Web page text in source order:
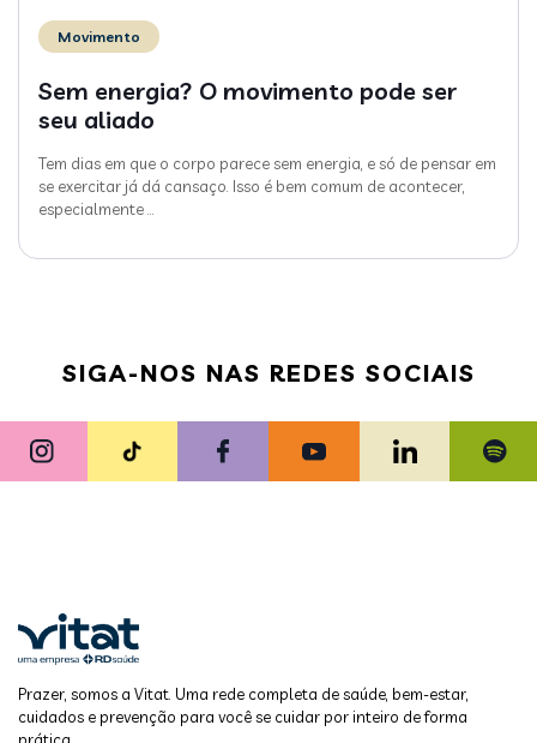
Movimento
Sem energia? O movimento pode ser
seu aliado
Tem dias em que o corpo parece sem energia, e só de pensar em
se exercitar já dá cansaço. Isso é bem comum de acontecer,
especialmente…
SIGA-NOS NAS REDES SOCIAIS
Prazer, somos a Vitat. Uma rede completa de saúde, bem-estar,
cuidados e prevenção para você se cuidar por inteiro de forma